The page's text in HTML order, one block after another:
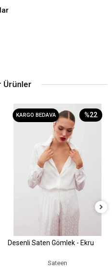
Ürünler
KARGO BEDAVA %22
Sepete Ekle
Desenli Saten Gömlek - Ekru
Sateen